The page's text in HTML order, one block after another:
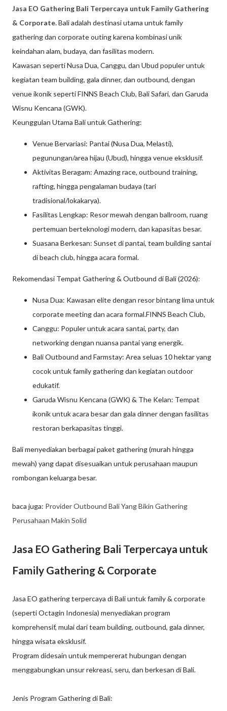
Jasa EO Gathering Bali Terpercaya untuk Family Gathering
& Corporate.Bali adalah destinasi utama untuk family
gathering dan corporate outing karena kombinasi unik
keindahan alam, budaya, dan fasilitas modern.
Kawasan seperti Nusa Dua, Canggu, dan Ubud populer untuk
kegiatan team building, gala dinner, dan outbound, dengan
venue ikonik seperti FINNS Beach Club, Bali Safari, dan Garuda
Wisnu Kencana (GWK).
Keunggulan Utama Bali untuk Gathering:
Venue Bervariasi: Pantai (Nusa Dua, Melasti),
pegunungan/area hijau (Ubud), hingga venue eksklusif.
Aktivitas Beragam: Amazing race, outbound training,
rafting, hingga pengalaman budaya (tari
tradisional/lokakarya).
Fasilitas Lengkap: Resor mewah dengan ballroom, ruang
pertemuan berteknologi modern, dan kapasitas besar.
Suasana Berkesan: Sunset di pantai, team building santai
di beach club, hingga acara formal.
Rekomendasi Tempat Gathering & Outbound di Bali (2026):
Nusa Dua: Kawasan elite dengan resor bintang lima untuk
corporate meeting dan acara formal.FINNS Beach Club,
Canggu: Populer untuk acara santai, party, dan
networking dengan nuansa pantai yang energik.
Bali Outbound and Farmstay: Area seluas 10 hektar yang
cocok untuk family gathering dan kegiatan outdoor
edukatif.
Garuda Wisnu Kencana (GWK) & The Kelan: Tempat
ikonik untuk acara besar dan gala dinner dengan fasilitas
restoran berkapasitas tinggi.
Bali menyediakan berbagai paket gathering (murah hingga
mewah) yang dapat disesuaikan untuk perusahaan maupun
rombongan keluarga besar.
baca juga: Provider Outbound Bali Yang Bikin Gathering
Perusahaan Makin Solid
Jasa EO Gathering Bali Terpercaya untuk
Family Gathering & Corporate
Jasa EO gathering terpercaya di Bali untuk family & corporate
(seperti Octagin Indonesia) menyediakan program
komprehensif, mulai dari team building, outbound, gala dinner,
hingga wisata eksklusif.
Program didesain untuk mempererat hubungan dengan
menggabungkan unsur rekreasi, seru, dan berkesan di Bali.
Jenis Program Gathering di Bali: